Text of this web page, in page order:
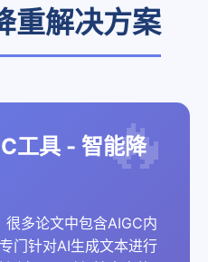
重解决方案
工具 - 智能降
很多论文中包含AIGC内
门针对AI生成文本进行